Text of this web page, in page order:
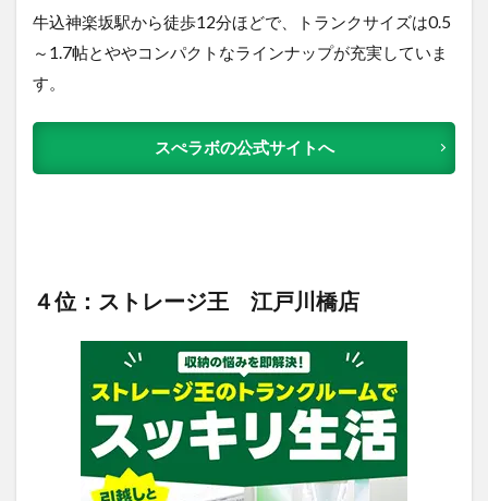
牛込神楽坂駅から徒歩12分ほどで、トランクサイズは0.5
～1.7帖とややコンパクトなラインナップが充実していま
す。
スぺラボの公式サイトへ
４位：ストレージ王 江戸川橋店